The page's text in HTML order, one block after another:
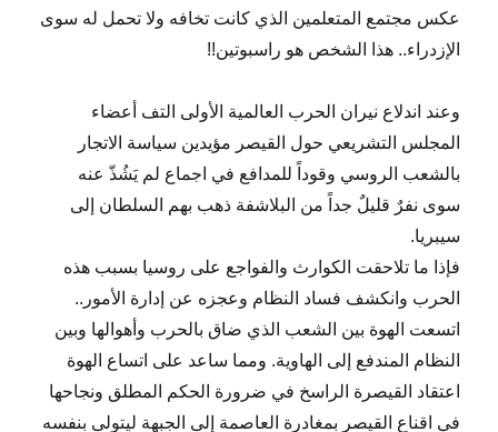
عكس مجتمع المتعلمين الذي كانت تخافه ولا تحمل له سوى
الإزدراء.. هذا الشخص هو راسبوتين!!
وعند اندلاع نيران الحرب العالمية الأولى التف أعضاء
المجلس التشريعي حول القيصر مؤيدين سياسة الاتجار
بالشعب الروسي وقوداً للمدافع في اجماع لم يَشُذّ عنه
سوى نفرٌ قليلٌ جداً من البلاشفة ذهب بهم السلطان إلى
سيبريا.
فإذا ما تلاحقت الكوارث والفواجع على روسيا بسبب هذه
الحرب وانكشف فساد النظام وعجزه عن إدارة الأمور..
اتسعت الهوة بين الشعب الذي ضاق بالحرب وأهوالها وبين
النظام المندفع إلى الهاوية. ومما ساعد على اتساع الهوة
اعتقاد القيصرة الراسخ في ضرورة الحكم المطلق ونجاحها
في اقناع القيصر بمغادرة العاصمة إلى الجبهة ليتولى بنفسه